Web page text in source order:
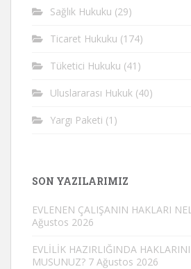
Sağlık Hukuku (29)
Ticaret Hukuku (174)
Tüketici Hukuku (41)
Uluslararası Hukuk (40)
Yargı Paketi (1)
SON YAZILARIMIZ
EVLENEN ÇALIŞANIN HAKLARI
Ağustos 2026
EVLİLİK HAZIRLIĞINDA
MUSUNUZ? 7 Ağustos 2026